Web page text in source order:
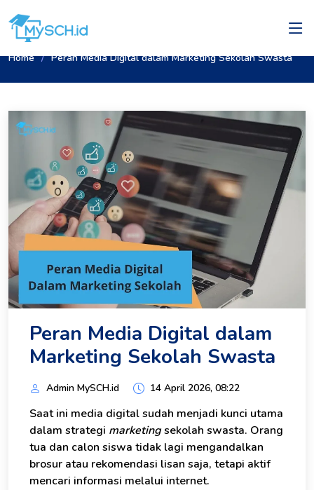
Home Peran Media Digital dalam Marketing Sekolah Swasta
Peran Media Digital dalam
Marketing Sekolah Swasta
Admin MySCH.id 14 April 2026, 08:22
Saat ini media digital sudah menjadi kunci utama
dalam strategi marketingsekolah swasta. Orang
tua dan calon siswa tidak lagi mengandalkan
brosur atau rekomendasi lisan saja, tetapi aktif
mencari informasi melalui internet.